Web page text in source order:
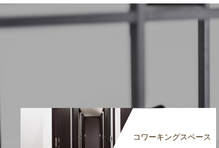
コワーキングスペース